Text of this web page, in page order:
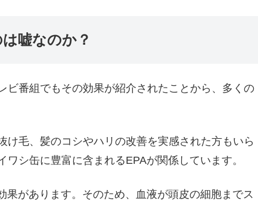
嘘なのか？
ビ番組でもその効果が紹介されたことから、多くの
毛、髪のコシやハリの改善を実感された方もいら
シ缶に豊富に含まれるEPAが関係しています。
があります。そのため、血液が頭皮の細胞までス